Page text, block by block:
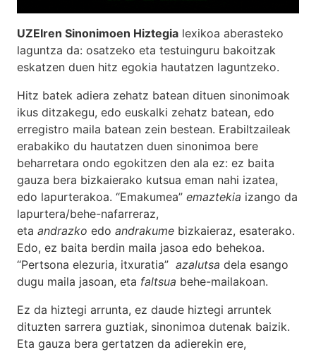
UZEIren Sinonimoen Hiztegia lexikoa aberasteko
laguntza da: osatzeko eta testuinguru bakoitzak
eskatzen duen hitz egokia hautatzen laguntzeko.
Hitz batek adiera zehatz batean dituen sinonimoak
ikus ditzakegu, edo euskalki zehatz batean, edo
erregistro maila batean zein bestean. Erabiltzaileak
erabakiko du hautatzen duen sinonimoa bere
beharretara ondo egokitzen den ala ez: ez baita
gauza bera bizkaierako kutsua eman nahi izatea,
edo lapurterakoa. “Emakumea” emaztekia izango da
lapurtera/behe-nafarreraz,
eta andrazko edo andrakume bizkaieraz, esaterako.
Edo, ez baita berdin maila jasoa edo behekoa.
“Pertsona elezuria, itxuratia” azalutsa dela esango
dugu maila jasoan, eta faltsua behe-mailakoan.
Ez da hiztegi arrunta, ez daude hiztegi arruntek
dituzten sarrera guztiak, sinonimoa dutenak baizik.
Eta gauza bera gertatzen da adierekin ere,